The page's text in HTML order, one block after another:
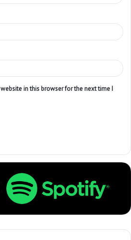
in this browser for the next time I